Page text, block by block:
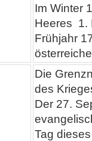
Im Winter
Heeres 1.
Frühjahr
Die
des
Der 27.
Tag